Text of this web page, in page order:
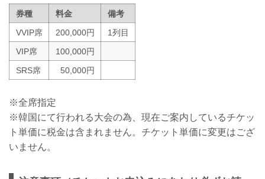
券種 料金
備考
VVIP席
200,000円
1列目
VIP席
100,000円
SRS席
50,000円
※全席指定
※韓国にて行われる大会の為、現在ご案内しているチケッ
ト単価に税金は含まれません。チケット単価に変更はござ
いません。